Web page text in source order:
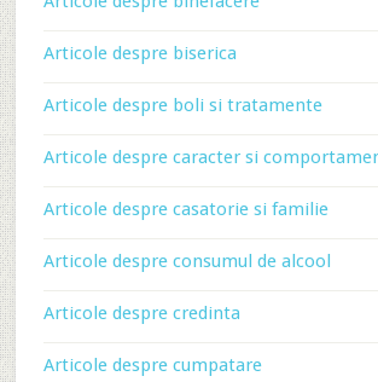
Articole despre biserica
Articole despre boli si tratamente
Articole despre caracter si
Articole despre casatorie si familie
Articole despre consumul de alcool
Articole despre credinta
Articole despre cumpatare